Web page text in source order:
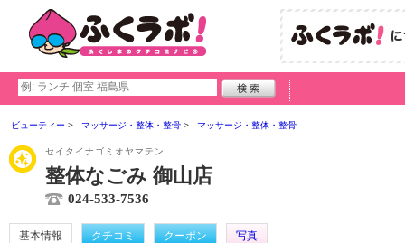
ビューティー マッサージ・整体・整骨 マッサージ・整体・整骨
セイタイナゴミオヤマテン
整体なごみ 御山店
024-533-7536
基本情報 クチコミ クーポン
写真